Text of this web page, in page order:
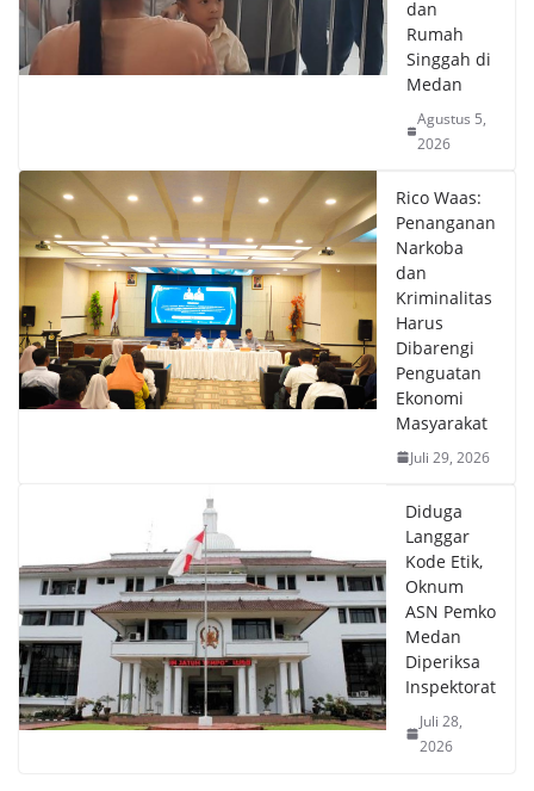
dan
Rumah
Singgah di
Medan
Agustus 5,
2026
Rico Waas:
Penanganan
Narkoba
dan
Kriminalitas
Harus
Dibarengi
Penguatan
Ekonomi
Masyarakat
Juli 29, 2026
Diduga
Langgar
Kode Etik,
Oknum
ASN Pemko
Medan
Diperiksa
Inspektorat
Juli 28,
2026